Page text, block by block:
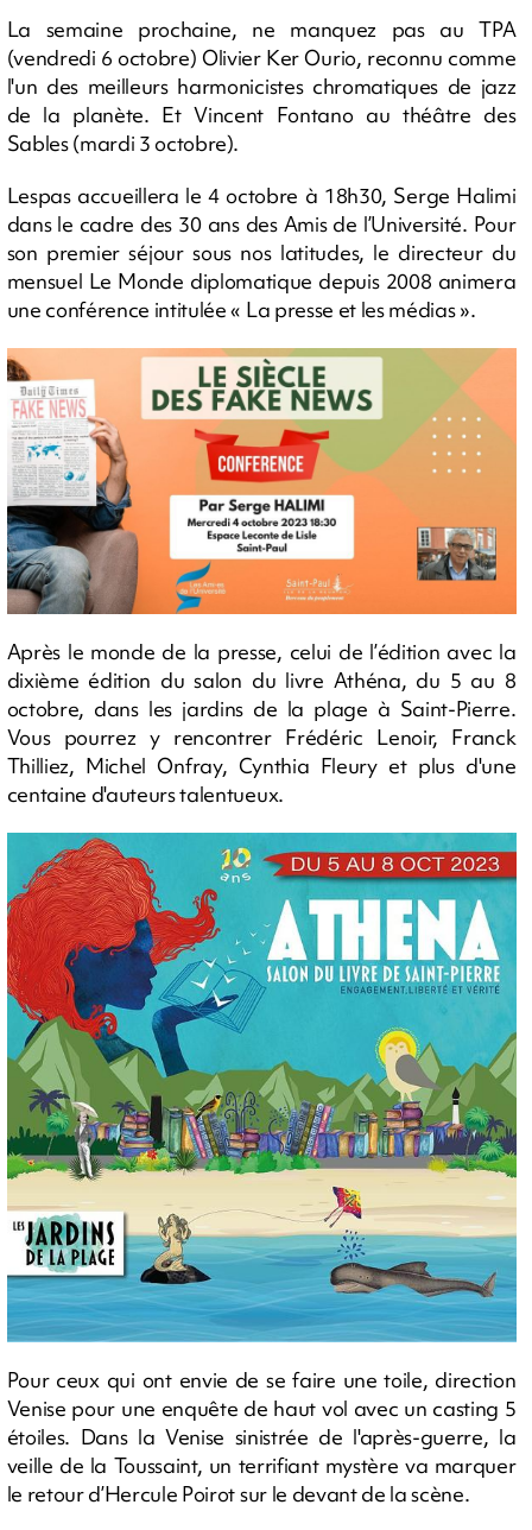
La semaine prochaine, ne manquez pas au TPA
(vendredi 6 octobre) Olivier Ker Ourio, reconnu comme
l'un des meilleurs harmonicistes chromatiques de jazz
de la planète. Et Vincent Fontano au théâtre des
Sables (mardi 3 octobre).
Lespas accueillera le 4 octobre à 18h30, Serge Halimi
dans le cadre des 30 ans des Amis de l’Université. Pour
son premier séjour sous nos latitudes, le directeur du
mensuel Le Monde diplomatique depuis 2008 animera
une conférence intitulée « La presse et les médias ».
Après le monde de la presse, celui de l’édition avec la
dixième édition du salon du livre Athéna, du 5 au 8
octobre, dans les jardins de la plage à Saint-Pierre.
Vous pourrez y rencontrer Frédéric Lenoir, Franck
Thilliez, Michel Onfray, Cynthia Fleury et plus d'une
centaine d'auteurs talentueux.
Pour ceux qui ont envie de se faire une toile, direction
Venise pour une enquête de haut vol avec un casting 5
étoiles. Dans la Venise sinistrée de l'après-guerre, la
veille de la Toussaint, un terrifiant mystère va marquer
le retour d’Hercule Poirot sur le devant de la scène.